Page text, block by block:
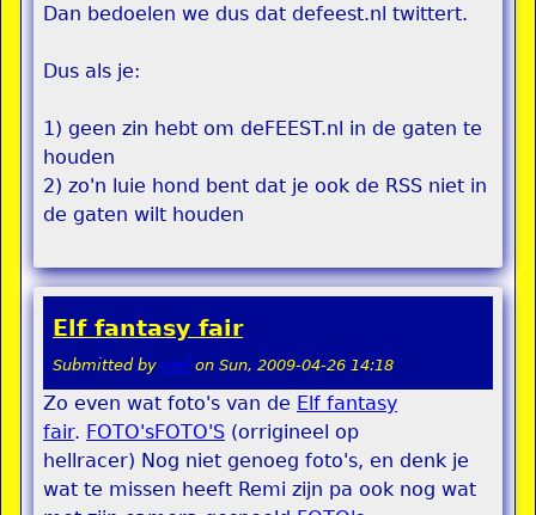
Dan bedoelen we dus dat defeest.nl twittert.
Dus als je:
1) geen zin hebt om deFEEST.nl in de gaten te
houden
2) zo'n luie hond bent dat je ook de RSS niet in
de gaten wilt houden
Elf fantasy fair
Submitted by stel on Sun, 2009-04-26 14:18
Zo even wat foto's van de Elf fantasy
fair. FOTO'sFOTO'S (orrigineel op
hellracer) Nog niet genoeg foto's, en denk je
wat te missen heeft Remi zijn pa ook nog wat